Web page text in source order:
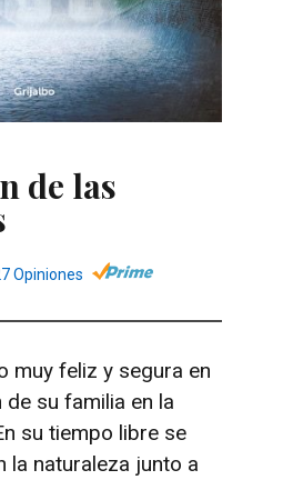
de las
Opiniones
muy feliz y segura en
su familia en la
su tiempo libre se
la naturaleza junto a